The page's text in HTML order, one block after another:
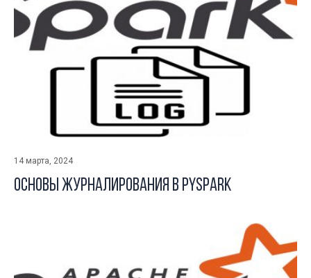
14 марта, 2024
Основы журналирования в Pyspark